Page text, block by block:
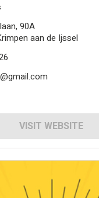
90A
aan de Ijssel
VISIT WEBSITE